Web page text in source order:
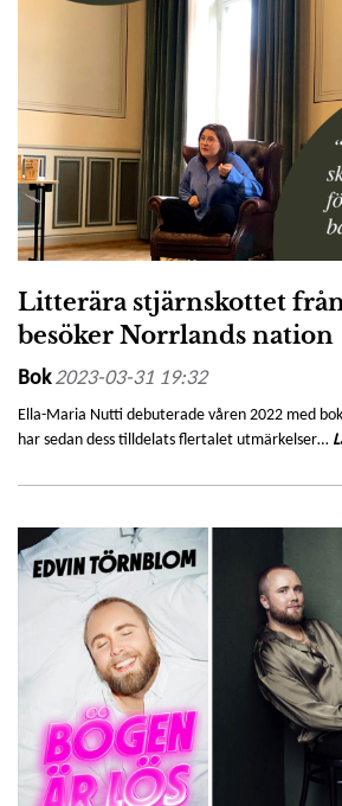
Litterära stjärnskottet
besöker Norrlands nation
Bok2023-03-31 19:32
Ella-Maria Nutti debuterade våren 2022 med
har sedan dess tilldelats flertalet utmärkelser…